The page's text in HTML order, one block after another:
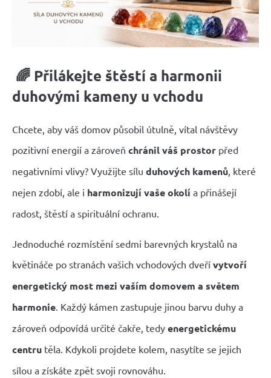
🌈 Přilákejte štěstí a harmonii
duhovými kameny u vchodu
Chcete, aby váš domov působil útulně, vítal návštěvy
pozitivní energií a zároveň chránil váš prostor před
negativními vlivy? Využijte sílu duhových kamenů , které
nejen zdobí, ale i harmonizují vaše okolí a přinášejí
radost, štěstí a spirituální ochranu.
Jednoduché rozmístění sedmi barevných krystalů na
květináče po stranách vašich vchodových dveří vytvoří
energetický most mezi vaším domovem a světem
harmonie . Každý kámen zastupuje jinou barvu duhy a
zároveň odpovídá určité čakře, tedy energetickému
centru těla. Kdykoli projdete kolem, nasytíte se jejich
sílou a získáte zpět svoji rovnováhu.